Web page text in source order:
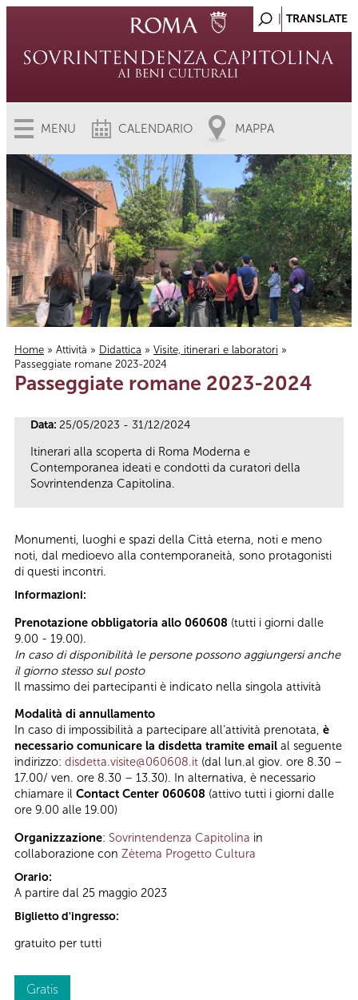
MENU CALENDARIO MAPPA
Tu sei qui
Home » Attività » Didattica » Visite, itinerari e laboratori »
Passeggiate romane 2023-2024
Passeggiate romane 2023-2024
Data: 25/05/2023 - 31/12/2024
Itinerari alla scoperta di Roma Moderna e
Contemporanea ideati e condotti da curatori della
Sovrintendenza Capitolina.
Monumenti, luoghi e spazi della Città eterna, noti e meno
noti, dal medioevo alla contemporaneità, sono protagonisti
di questi incontri.
Informazioni:
Prenotazione obbligatoria allo 060608 (tutti i giorni dalle
9.00 - 19.00).
In caso di disponibilità le persone possono aggiungersi anche
il giorno stesso sul posto
Il massimo dei partecipanti è indicato nella singola attività
Modalità di annullamento
In caso di impossibilità a partecipare all’attività prenotata, è
necessario comunicare la disdetta tramite email al seguente
indirizzo: disdetta.visite@060608.it (dal lun.al giov. ore 8.30 –
17.00/ ven. ore 8.30 – 13.30). In alternativa, è necessario
chiamare il Contact Center 060608 (attivo tutti i giorni dalle
ore 9.00 alle 19.00)
Organizzazione: Sovrintendenza Capitolina in
collaborazione con Zètema Progetto Cultura
Orario:
A partire dal 25 maggio 2023
Biglietto d'ingresso:
gratuito per tutti
Gratis